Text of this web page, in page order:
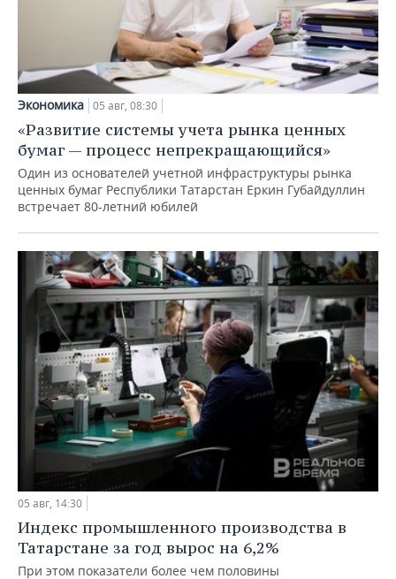
Экономика 05 авг, 08:30
«Развитие системы учета рынка ценных
бумаг — процесс непрекращающийся»
Один из основателей учетной инфраструктуры рынка
ценных бумаг Республики Татарстан Еркин Губайдуллин
встречает 80-летний юбилей
05 авг, 14:30
Индекс промышленного производства в
Татарстане за год вырос на 6,2%
При этом показатели более чем половины